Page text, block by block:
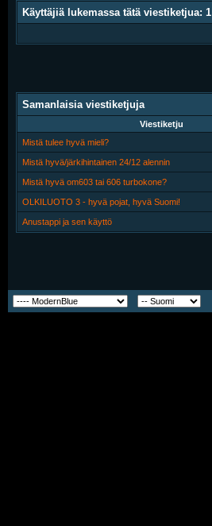
Käyttäjiä lukemassa tätä viestiketjua: 1
Samanlaisia viestiketjuja
Viestiketju
Mistä tulee hyvä mieli?
Mistä hyvä/järkihintainen 24/12 alennin
Mistä hyvä om603 tai 606 turbokone?
OLKILUOTO 3 - hyvä pojat, hyvä Suomi!
Anustappi ja sen käyttö